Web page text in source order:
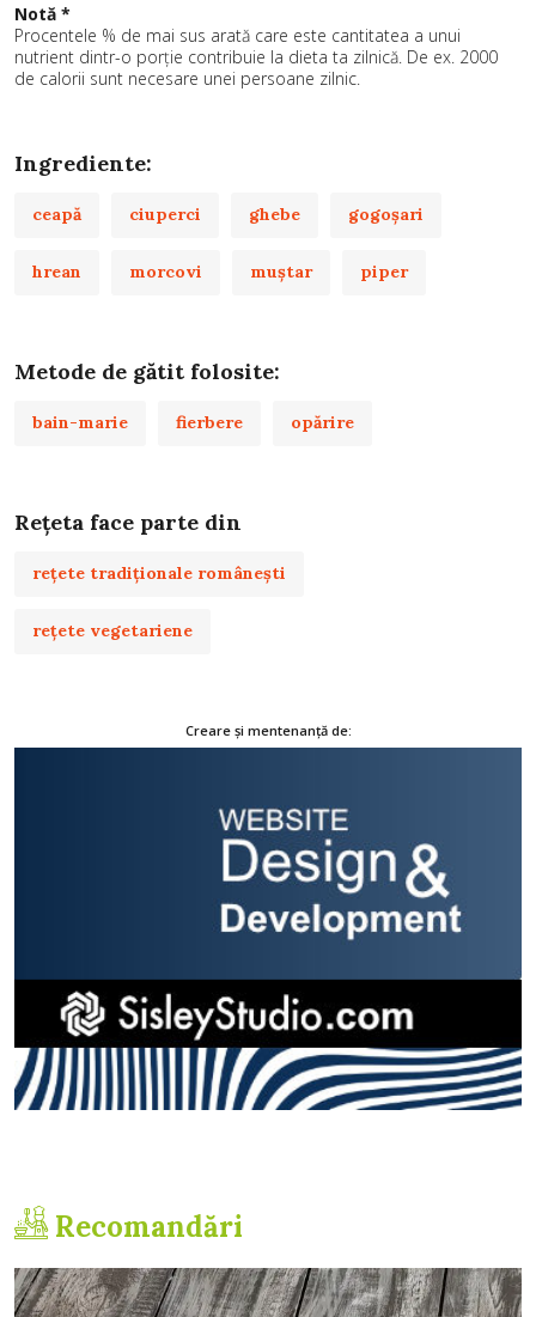
Notă *
Procentele % de mai sus arată care este cantitatea a unui
nutrient dintr-o porție contribuie la dieta ta zilnică. De ex. 2000
de calorii sunt necesare unei persoane zilnic.
Ingrediente:
ceapă ciuperci ghebe gogoşari
hrean morcovi muștar piper
Metode de gătit folosite:
bain-marie fierbere opărire
Rețeta face parte din
rețete tradiționale românești
rețete vegetariene
Creare și mentenanță de:
Recomandări